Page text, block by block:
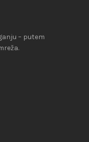
– putem